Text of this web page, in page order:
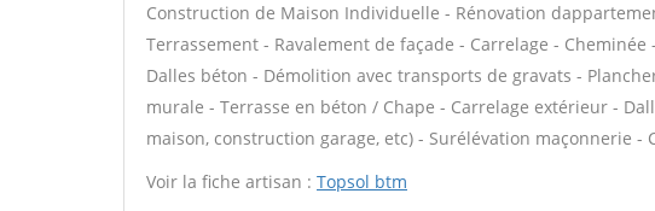
Construction de Maison Individuelle - Rénovation
Terrassement - Ravalement de façade - Carrelage -
Dalles béton - Démolition avec transports de gravats -
murale - Terrasse en béton / Chape - Carrelage extérieur -
maison, construction garage, etc) - Surélévation maçonnerie -
Voir la fiche artisan : Topsol btm